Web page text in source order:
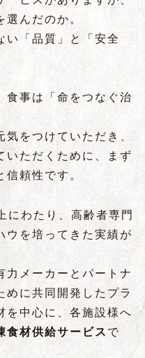
んだのか。
い「品質」と「安全
食事は「命をつなぐ治
をつけていただき、
いただくために、まず
頼性です。
にわたり、高齢者専門
ウを培ってきた実績が
力メーカーとパートナ
めに共同開発したプラ
を中心に、各施設様へ
食材供給サービス で